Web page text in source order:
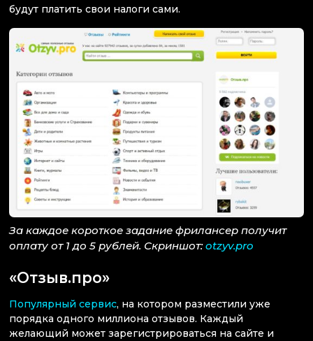
будут платить свои налоги сами.
За каждое короткое задание фрилансер получит
оплату от 1 до 5 рублей. Скриншот:otzyv.pro
«Отзыв.про»
Популярный сервис, на котором разместили уже
порядка одного миллиона отзывов. Каждый
желающий может зарегистрироваться на сайте и